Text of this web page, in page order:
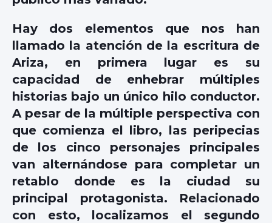
Hay dos elementos que nos han
llamado la atención de la escritura de
Ariza, en primera lugar es su
capacidad de enhebrar múltiples
historias bajo un único hilo conductor.
A pesar de la múltiple perspectiva con
que comienza el libro, las peripecias
de los cinco personajes principales
van alternándose para completar un
retablo donde es la ciudad su
principal protagonista. Relacionado
con esto, localizamos el segundo